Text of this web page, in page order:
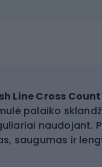
Line Cross
palaiko
naudojant.
saugumas ir